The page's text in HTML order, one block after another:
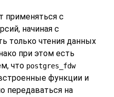
с
начиная с
только чтения данных
при этом есть
что postgres_fdw
функции и
передаваться на